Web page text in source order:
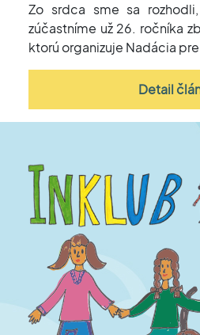
Zo srdca sme sa
zúčastníme už 26. ročníka
ktorú organizuje Nadácia
Detail